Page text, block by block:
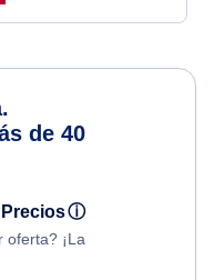
de 40
Preciosⓘ
oferta? ¡La